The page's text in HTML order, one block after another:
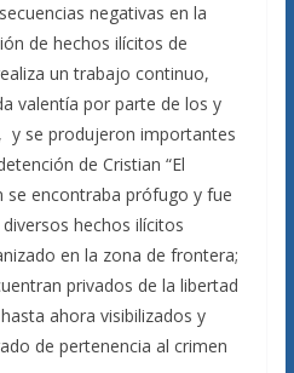
negativas en la
de hechos ilícitos de
un trabajo continuo,
valentía por parte de los y
y se produjeron importantes
de Cristian “El
se encontraba prófugo y fue
hechos ilícitos
en la zona de frontera;
privados de la libertad
ahora visibilizados y
de pertenencia al crimen